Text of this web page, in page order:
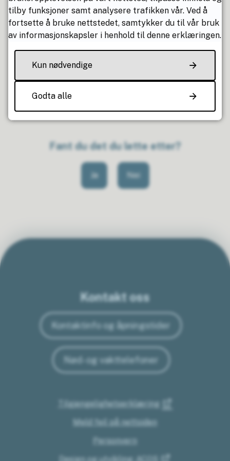
Samarbeidet vil gavne både Osen og Åfjord
kommuner.
til Osen kommune.
Samarbeidet er trådt i kraft, og fremover vil
Fant du det du lette etter?
Ja Nei
Kontakt oss
Kontaktinfo og åpningstider
Nød- og vakttelefoner
Tilgjengelighetserklæring
Meld feil på nettsiden
Personvern
tilby funksjoner samt analysere trafikken vår. Ved å
fortsette å bruke nettstedet, samtykker du til vår bruk
av informasjonskapsler i henhold til denne erklæringen.
Kun nødvendige
Godta alle